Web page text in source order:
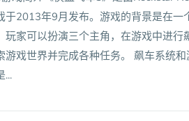
于2013年9月发布。游戏的背景是在一
玩家可以扮演三个主角，在游戏中进行
游戏世界并完成各种任务。 飙车系统
...